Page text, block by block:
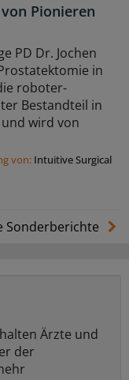
Pionieren
PD Dr. Jochen
in
roboter-
Bestandteil in
wird von
von: Intuitive Surgical
Sonderberichte
Ärzte und
der